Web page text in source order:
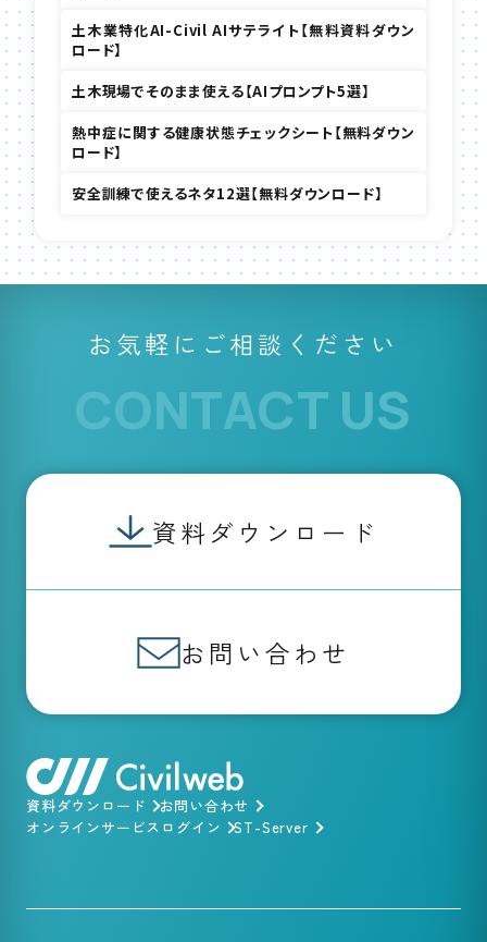
土木業特化AI-Civil AIサテライト【無料資料ダウン
ロード】
土木現場でそのまま使える【AIプロンプト5選】
熱中症に関する健康状態チェックシート【無料ダウン
ロード】
安全訓練で使えるネタ12選【無料ダウンロード】
CONTACT US
お気軽にご相談ください
資料ダウンロード
お問い合わせ
資料ダウンロード
お問い合わせ
オンラインサービスログイン
ST-Server